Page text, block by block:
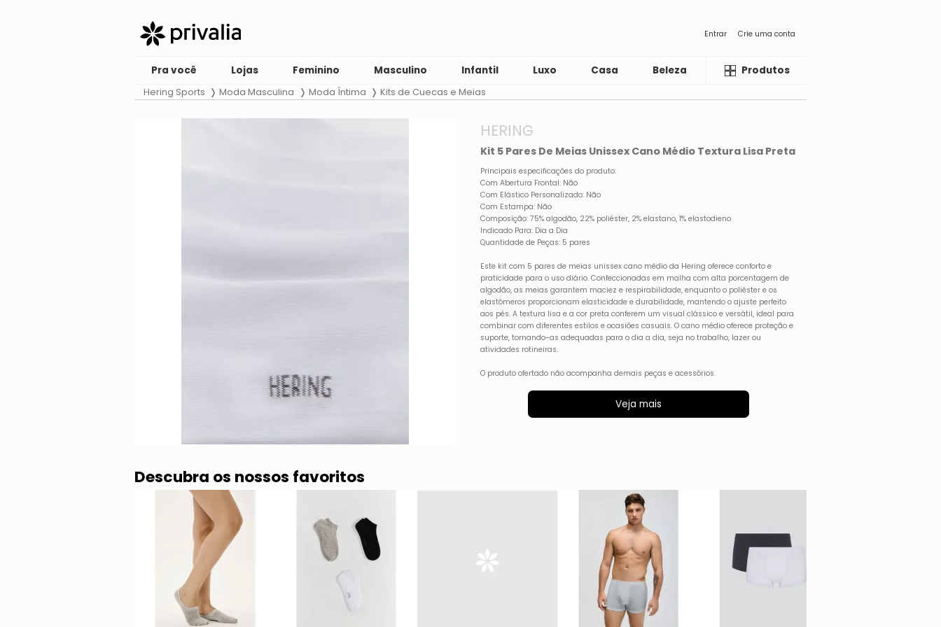
Entrar Crie uma conta
Pra você Lojas Feminino Masculino Infantil Luxo Casa Beleza LiquidaProdutos
Hering Sports Moda Masculina Moda Íntima Kits de Cuecas e Meias
HERING
Kit 5 Pares De Meias Unissex Cano Médio Textura Lisa Preta
Principais especificações do produto:
Com Abertura Frontal: Não
Com Elástico Personalizado: Não
Com Estampa: Não
Composição: 75% algodão, 22% poliéster, 2% elastano, 1% elastodieno
Indicado Para: Dia a Dia
Quantidade de Peças: 5 pares
Este kit com 5 pares de meias unissex cano médio da Hering oferece conforto e
praticidade para o uso diário. Confeccionadas em malha com alta porcentagem de
algodão, as meias garantem maciez e respirabilidade, enquanto o poliéster e os
elastômeros proporcionam elasticidade e durabilidade, mantendo o ajuste perfeito
aos pés. A textura lisa e a cor preta conferem um visual clássico e versátil, ideal para
combinar com diferentes estilos e ocasiões casuais. O cano médio oferece proteção e
suporte, tornando-as adequadas para o dia a dia, seja no trabalho, lazer ou
atividades rotineiras.
O produto ofertado não acompanha demais peças e acessórios.
Veja mais
Descubra os nossos favoritos